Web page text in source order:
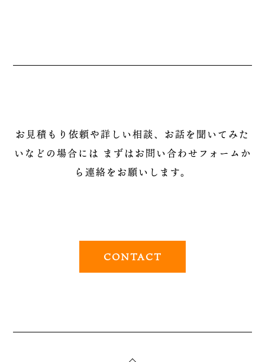
お見積もり依頼や詳しい相談、お話を聞いてみた
いなどの場合には まずはお問い合わせフォームか
ら連絡をお願いします。
CONTACT